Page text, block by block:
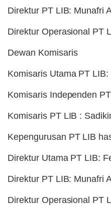
Direktur PT LIB: Munafri
Direktur Operasional PT
Dewan Komisaris
Komisaris Utama PT
Komisaris Independen
Komisaris PT LIB :
Kepengurusan PT LIB
Direktur Utama PT LIB:
Direktur PT LIB: Munafri
Direktur Operasional PT